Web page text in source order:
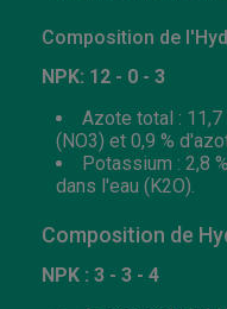
Composition de
NPK: 12 - 0 - 3
Azote total : 11,7
(NO3) et 0,9 %
Potassium : 2,8
dans l'eau (K2O).
Composition de
NPK : 3 - 3 - 4